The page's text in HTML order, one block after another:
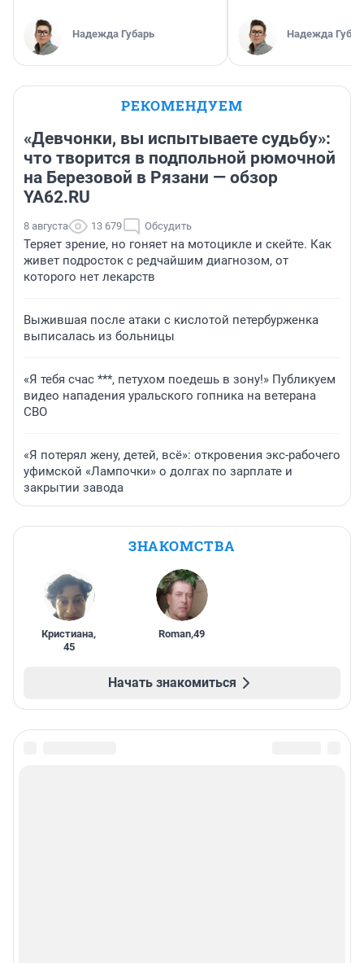
Надежда Губарь Надежда
РЕКОМЕНДУЕМ
«Девчонки, вы испытываете судьбу»:
что творится в подпольной рюмочной
на Березовой в Рязани — обзор
YA62.RU
8 августа 13 679 Обсудить
Теряет зрение, но гоняет на мотоцикле и скейте. Как
живет подросток с редчайшим диагнозом, от
которого нет лекарств
Выжившая после атаки с кислотой петербурженка
выписалась из больницы
«Я тебя счас ***, петухом поедешь в зону!» Публикуем
видео нападения уральского гопника на ветерана
СВО
«Я потерял жену, детей, всё»: откровения экс-рабочего
уфимской «Лампочки» о долгах по зарплате и
закрытии завода
ЗНАКОМСТВА
Кристиана,
45
Roman,49
Начать знакомиться